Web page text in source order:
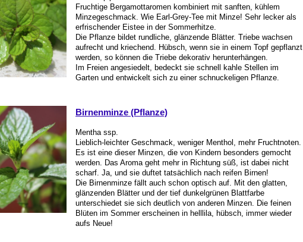
Fruchtige Bergamottaromen kombiniert mit sanften, kühlem
Minzegeschmack. Wie Earl-Grey-Tee mit Minze! Sehr lecker als
erfrischender Eistee in der Sommerhitze.
Die Pflanze bildet rundliche, glänzende Blätter. Triebe wachsen
aufrecht und kriechend. Hübsch, wenn sie in einem Topf gepflanzt
werden, so können die Triebe dekorativ herunterhängen.
Im Freien angesiedelt, bedeckt sie schnell kahle Stellen im
Garten und entwickelt sich zu einer schnuckeligen Pflanze.
Birnenminze (Pflanze)
Mentha ssp.
Lieblich-leichter Geschmack, weniger Menthol, mehr Fruchtnoten.
Es ist eine dieser Minzen, die von Kindern besonders gemocht
werden. Das Aroma geht mehr in Richtung süß, ist dabei nicht
scharf. Ja, und sie duftet tatsächlich nach reifen Birnen!
Die Birnenminze fällt auch schon optisch auf. Mit den glatten,
glänzenden Blätter und der tief dunkelgrünen Blattfarbe
unterschiedet sie sich deutlich von anderen Minzen. Die feinen
Blüten im Sommer erscheinen in helllila, hübsch, immer wieder
aufs Neue!